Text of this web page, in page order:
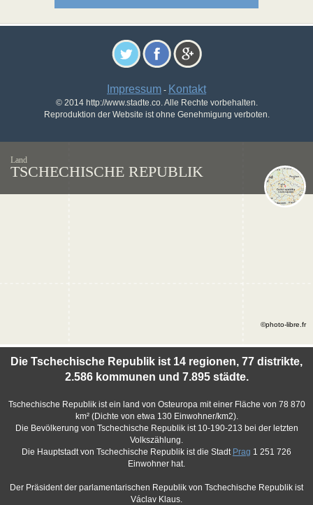
Impressum - Kontakt
© 2014 http://www.stadte.co. Alle Rechte vorbehalten.
Reproduktion der Website ist ohne Genehmigung verboten.
Land
TSCHECHISCHE REPUBLIK
Die Tschechische Republik ist 14 regionen, 77 distrikte,
2.586 kommunen und 7.895 städte.
Tschechische Republik ist ein land von Osteuropa mit einer Fläche von 78 870
km² (Dichte von etwa 130 Einwohner/km2).
Die Bevölkerung von Tschechische Republik ist 10-190-213 bei der letzten
Volkszählung.
Die Hauptstadt von Tschechische Republik ist die Stadt Prag 1 251 726
Einwohner hat.
Der Präsident der parlamentarischen Republik von Tschechische Republik ist
Václav Klaus.
©photo-libre.fr